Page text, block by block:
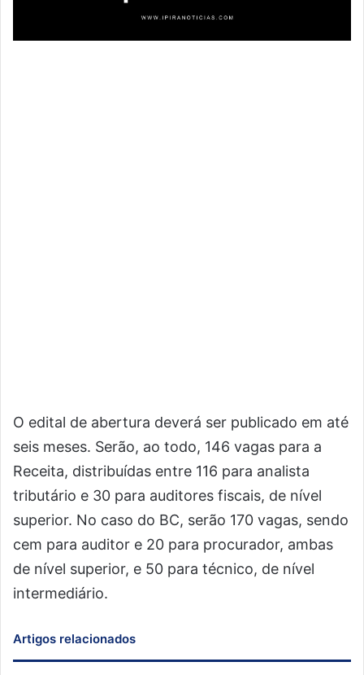
O edital de abertura deverá ser publicado em até
seis meses. Serão, ao todo, 146 vagas para a
Receita, distribuídas entre 116 para analista
tributário e 30 para auditores fiscais, de nível
superior. No caso do BC, serão 170 vagas, sendo
cem para auditor e 20 para procurador, ambas
de nível superior, e 50 para técnico, de nível
intermediário.
Artigos relacionados